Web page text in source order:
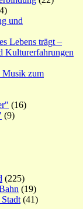
und
Lebens trägt –
Kulturerfahrungen
Musik zum
(16)
(9)
(225)
(19)
(41)